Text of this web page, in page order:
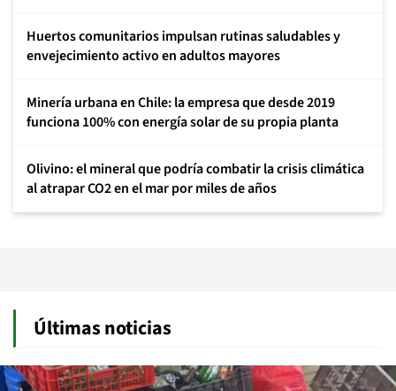
Huertos comunitarios impulsan rutinas saludables y
envejecimiento activo en adultos mayores
Minería urbana en Chile: la empresa que desde 2019
funciona 100% con energía solar de su propia planta
Olivino: el mineral que podría combatir la crisis climática
al atrapar CO2 en el mar por miles de años
Últimas noticias